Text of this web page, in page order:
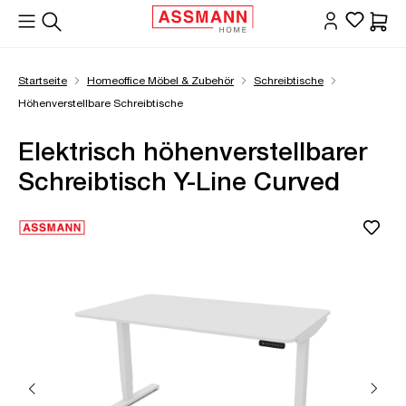
springen
Startseite Homeoffice Möbel & Zubehör
Schreibtische
Höhenverstellbare Schreibtische
Elektrisch höhenverstellbarer
Schreibtisch Y-Line Curved